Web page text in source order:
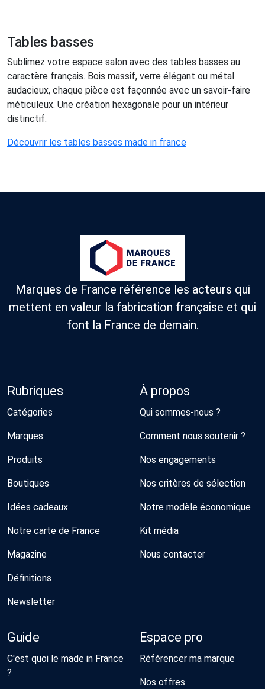
Tables basses
Sublimez votre espace salon avec des tables basses au
caractère français. Bois massif, verre élégant ou métal
audacieux, chaque pièce est façonnée avec un savoir-faire
méticuleux. Une création hexagonale pour un intérieur
distinctif.
Découvrir les tables basses made in france
Marques de France référence les acteurs qui
mettent en valeur la fabrication française et qui
font la France de demain.
Rubriques
Catégories
Marques
Produits
Boutiques
Idées cadeaux
Notre carte de France
Magazine
Définitions
Newsletter
À propos
Qui sommes-nous ?
Comment nous soutenir ?
Nos engagements
Nos critères de sélection
Notre modèle économique
Kit média
Nous contacter
Guide
C'est quoi le made in France
?
Espace pro
Référencer ma marque
Nos offres